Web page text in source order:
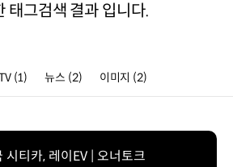
태그검색 결과 입니다.
(1) 뉴스 (2) 이미지 (2)
시티카, 레이EV | 오너토크